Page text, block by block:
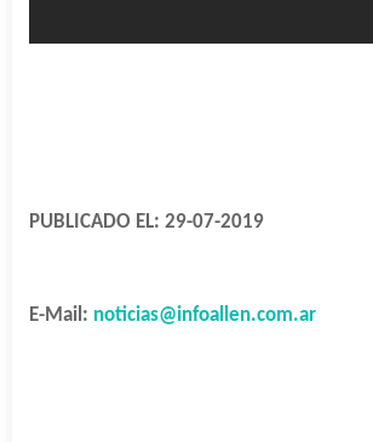
PUBLICADO EL: 29-07-2019
E-Mail: noticias@infoallen.com.ar